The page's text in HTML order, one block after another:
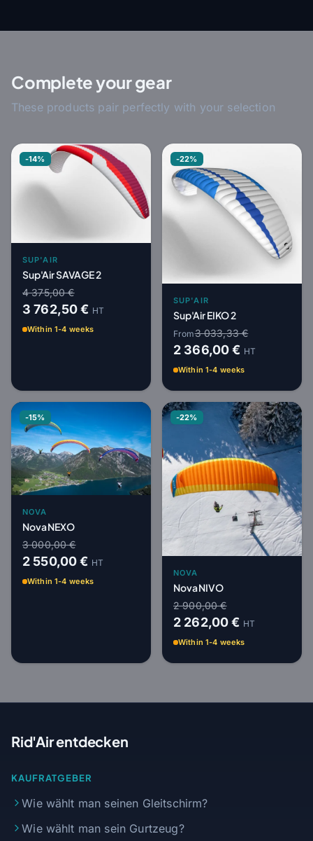
Complete your gear
These products pair perfectly with your selection
-14%
SUP'AIR
Sup'Air SAVAGE 2
4 375,00 €
3 762,50 € HT
Within 1-4 weeks
-22%
SUP'AIR
Sup'Air EIKO 2
From3 033,33 €
2 366,00 € HT
Within 1-4 weeks
-15%
NOVA
Nova NEXO
3 000,00 €
2 550,00 € HT
Within 1-4 weeks
-22%
NOVA
Nova NIVO
2 900,00 €
2 262,00 € HT
Within 1-4 weeks
Rid'Air entdecken
KAUFRATGEBER
Wie wählt man seinen Gleitschirm?
Wie wählt man sein Gurtzeug?